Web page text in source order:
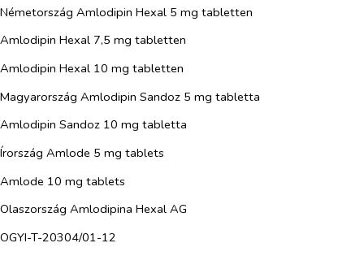
Németország Amlodipin Hexal 5 mg tabletten
Amlodipin Hexal 7,5 mg tabletten
Amlodipin Hexal 10 mg tabletten
Magyarország Amlodipin Sandoz 5 mg tabletta
Amlodipin Sandoz 10 mg tabletta
Írország Amlode 5 mg tablets
Amlode 10 mg tablets
Olaszország Amlodipina Hexal AG
OGYI-T-20304/01-12